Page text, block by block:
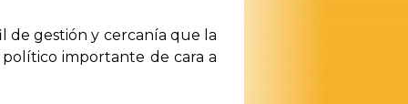
de gestión y cercanía que la
importante de cara a